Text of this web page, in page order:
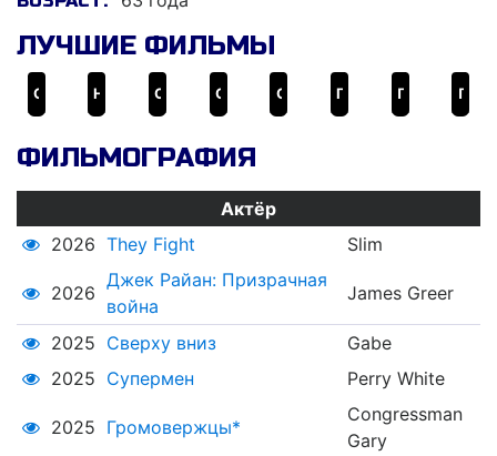
ЛУЧШИЕ ФИЛЬМЫ
ФИЛЬМОГРАФИЯ
Актёр
2026 They Fight Slim
2026
Джек Райан: Призрачная
война
James Greer
2025 Сверху вниз
Gabe
2025 Супермен Perry White
2025 Громовержцы*
Congressman
Gary